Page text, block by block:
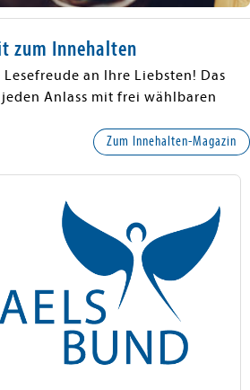
zum Innehalten
an Ihre Liebsten! Das
Anlass mit frei wählbaren
Zum Innehalten-Magazin